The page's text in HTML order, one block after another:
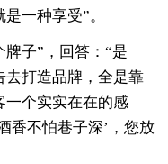
一种享受”。
子”，回答：“是
去打造品牌，全是靠
一个实实在在的感
香不怕巷子深’，您放